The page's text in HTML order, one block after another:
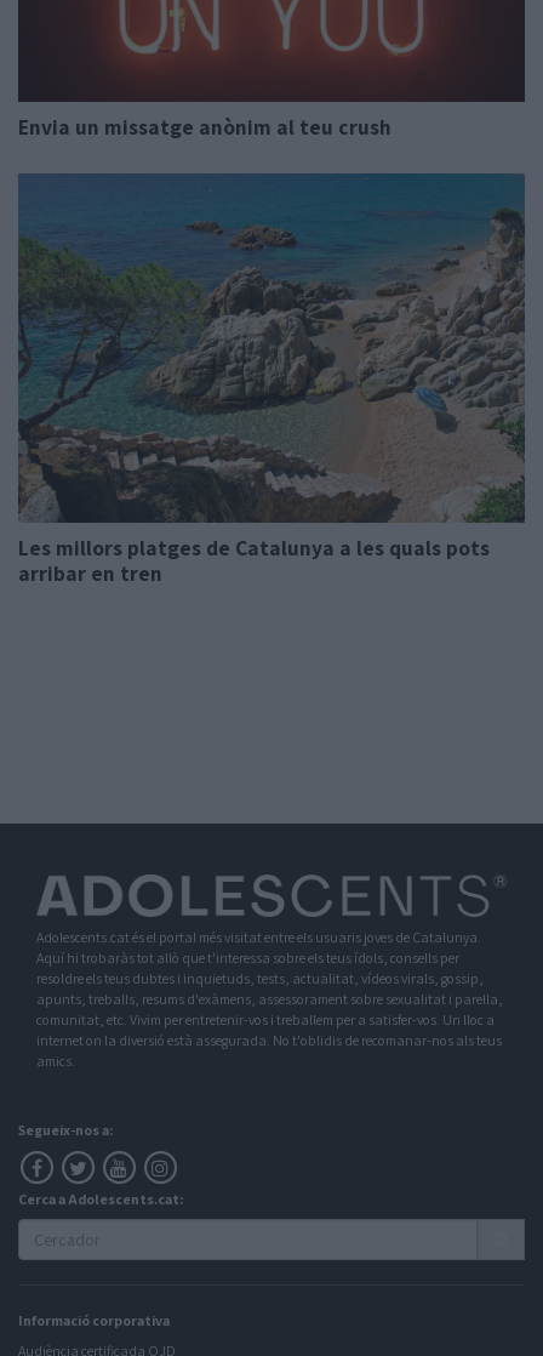
Envia un missatge anònim al teu crush
Les millors platges de Catalunya a les quals pots
arribar en tren
Adolescents.cat és el portal més visitat entre els usuaris joves de Catalunya.
Aquí hi trobaràs tot allò que t'interessa sobre els teus ídols, consells per
resoldre els teus dubtes i inquietuds, tests, actualitat, vídeos virals, gossip,
apunts, treballs, resums d'exàmens, assessorament sobre sexualitat i parella,
comunitat, etc. Vivim per entretenir-vos i treballem per a satisfer-vos. Un lloc a
internet on la diversió està assegurada. No t'oblidis de recomanar-nos als teus
amics.
Segueix-nos a:
Cerca a Adolescents.cat:
Informació corporativa
Audiència certificada OJD